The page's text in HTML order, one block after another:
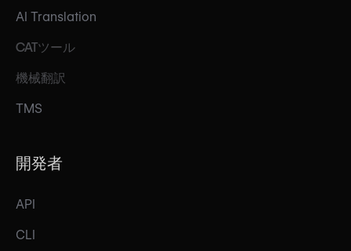
AI Translation
CATツール
機械翻訳
TMS
開発者
API
CLI